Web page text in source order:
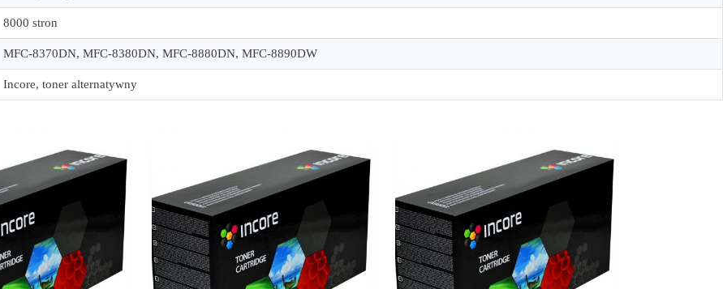
8000 stron
MFC-8370DN, MFC-8380DN, MFC-8880DN, MFC-8890DW
Incore, toner alternatywny